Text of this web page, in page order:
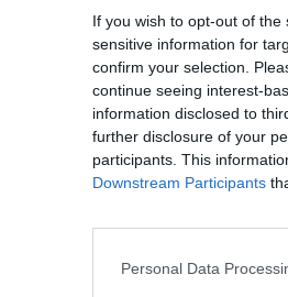
If you wish to opt-out of
sensitive information for
confirm your selection.
continue seeing interest-
information disclosed to
further disclosure of your
participants. This
Downstream Participants
Personal Data